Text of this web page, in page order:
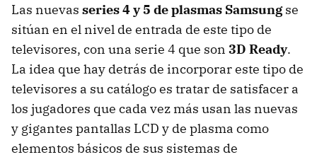
Las nuevas series 4 y 5 de plasmas Samsungse
sitúan en el nivel de entrada de este tipo de
televisores, con una serie 4 que son 3D Ready.
La idea que hay detrás de incorporar este tipo de
televisores a su catálogo es tratar de satisfacer a
los jugadores que cada vez más usan las nuevas
y gigantes pantallas LCD y de plasma como
elementos básicos de sus sistemas de